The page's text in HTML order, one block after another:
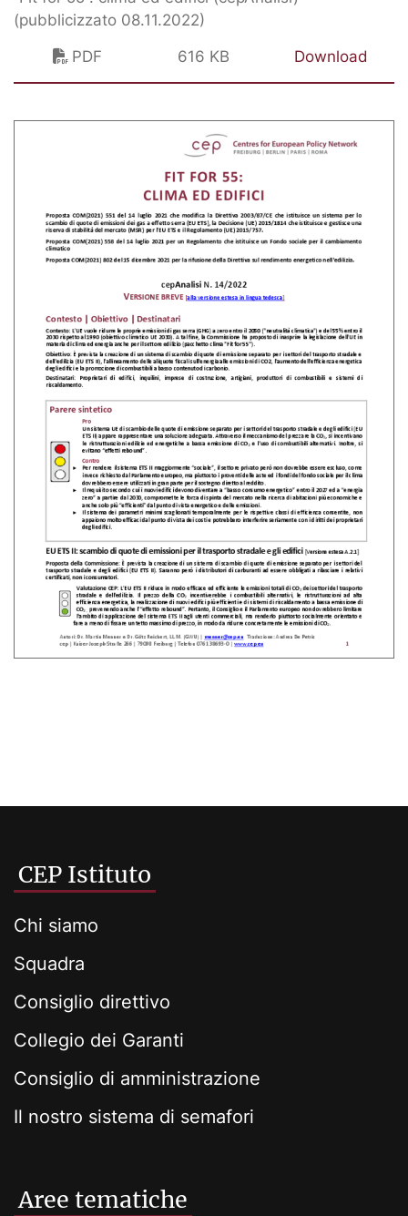
(pubblicizzato 08.11.2022)
PDF
616 KB Download
CEP Istituto
Chi siamo
Squadra
Consiglio direttivo
Collegio dei Garanti
Consiglio di amministrazione
Il nostro sistema di semafori
Aree tematiche